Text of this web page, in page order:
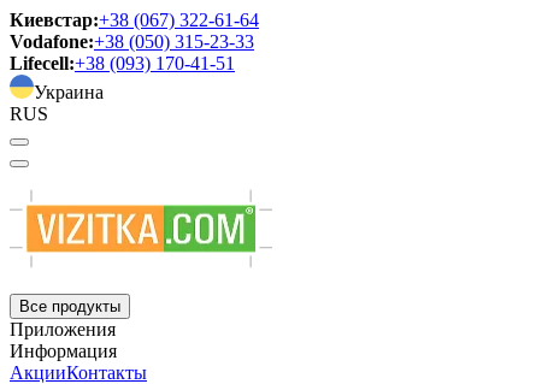
Киевстар:+38 (067) 322-61-64
Vodafone:+38 (050) 315-23-33
Lifecell:+38 (093) 170-41-51
Украина
RUS
Все продукты
Приложения
Информация
АкцииКонтакты